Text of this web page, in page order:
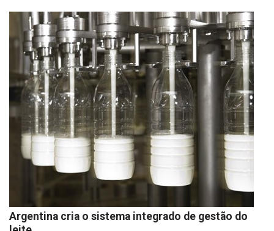
Argentina cria o sistema integrado de gestão do